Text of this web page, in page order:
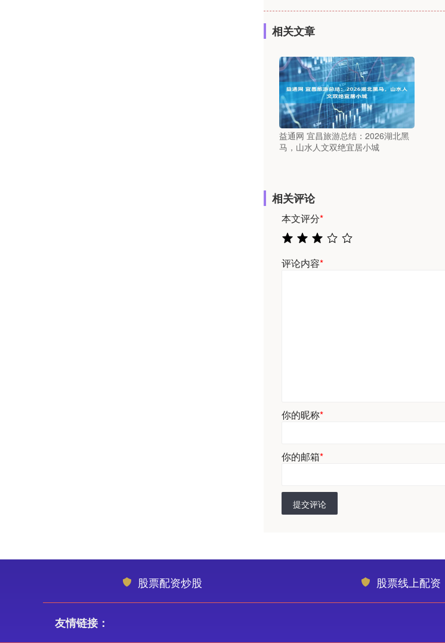
相关文章
益通网 宜昌旅游总结：2026湖北黑
马，山水人文双绝宜居小城
相关评论
本文评分*
评论内容*
你的昵称*
你的邮箱*
提交评论
股票配资炒股 股票线上配资
友情链接：